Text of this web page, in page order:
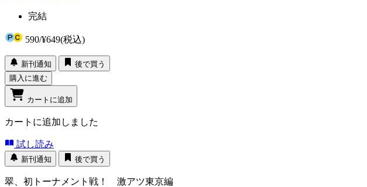
完結
590/¥649(税込)
新刊通知
後で買う
購入に進む
カートに追加
カートに追加しました
試し読み
新刊通知 後で買う
翠、初トーナメント戦！ 激アツ東京編